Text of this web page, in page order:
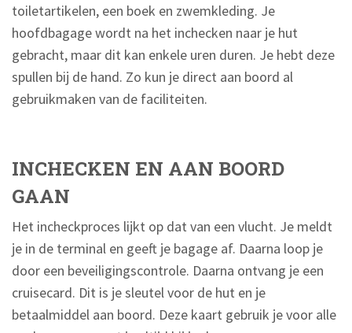
toiletartikelen, een boek en zwemkleding. Je
hoofdbagage wordt na het inchecken naar je hut
gebracht, maar dit kan enkele uren duren. Je hebt deze
spullen bij de hand. Zo kun je direct aan boord al
gebruikmaken van de faciliteiten.
INCHECKEN EN AAN BOORD
GAAN
Het incheckproces lijkt op dat van een vlucht. Je meldt
je in de terminal en geeft je bagage af. Daarna loop je
door een beveiligingscontrole. Daarna ontvang je een
cruisecard. Dit is je sleutel voor de hut en je
betaalmiddel aan boord. Deze kaart gebruik je voor alle